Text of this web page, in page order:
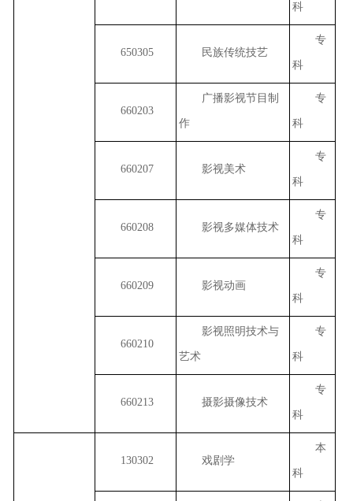
科
650305 民族传统技艺
专
科
660203
广播影视节目制
作
专
科
660207 影视美术
专
科
660208 影视多媒体技术
专
科
660209 影视动画
专
科
660210
影视照明技术与
艺术
专
科
660213 摄影摄像技术
专
科
130302 戏剧学
本
科